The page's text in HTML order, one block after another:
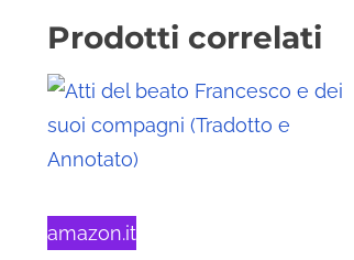
Prodotti correlati
amazon.it